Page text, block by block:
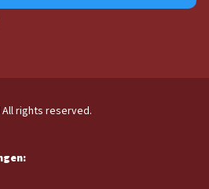
All rights reserved.